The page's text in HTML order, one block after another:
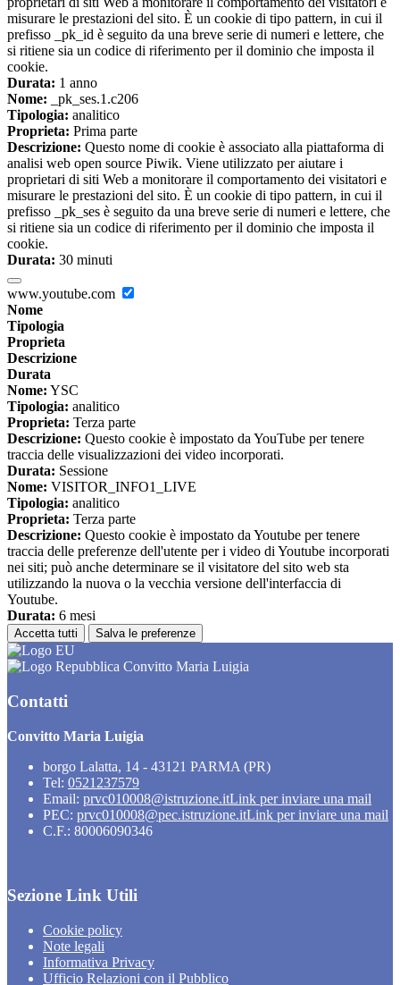
misurare le prestazioni del sito. È un cookie di tipo pattern, in cui il
prefisso _pk_id è seguito da una breve serie di numeri e lettere, che
si ritiene sia un codice di riferimento per il dominio che imposta il
cookie.
Durata: 1 anno
Nome: _pk_ses.1.c206
Tipologia: analitico
Proprieta: Prima parte
Descrizione: Questo nome di cookie è associato alla piattaforma di
analisi web open source Piwik. Viene utilizzato per aiutare i
proprietari di siti Web a monitorare il comportamento dei visitatori e
misurare le prestazioni del sito. È un cookie di tipo pattern, in cui il
prefisso _pk_ses è seguito da una breve serie di numeri e lettere, che
si ritiene sia un codice di riferimento per il dominio che imposta il
cookie.
Durata: 30 minuti
www.youtube.com
Nome
Tipologia
Proprieta
Descrizione
Durata
Nome: YSC
Tipologia: analitico
Proprieta: Terza parte
Descrizione: Questo cookie è impostato da YouTube per tenere
traccia delle visualizzazioni dei video incorporati.
Durata: Sessione
Nome: VISITOR_INFO1_LIVE
Tipologia: analitico
Proprieta: Terza parte
Descrizione: Questo cookie è impostato da Youtube per tenere
traccia delle preferenze dell'utente per i video di Youtube incorporati
nei siti; può anche determinare se il visitatore del sito web sta
utilizzando la nuova o la vecchia versione dell'interfaccia di
Youtube.
Durata: 6 mesi
Accetta tutti Salva le preferenze
Convitto Maria Luigia
Contatti
Convitto Maria Luigia
borgo Lalatta, 14 - 43121 PARMA (PR)
Tel: 0521237579
Email: prvc010008@istruzione.itLink per inviare una mail
PEC: prvc010008@pec.istruzione.itLink per inviare una mail
C.F.: 80006090346
Sezione Link Utili
Cookie policy
Note legali
Informativa Privacy
Ufficio Relazioni con il Pubblico